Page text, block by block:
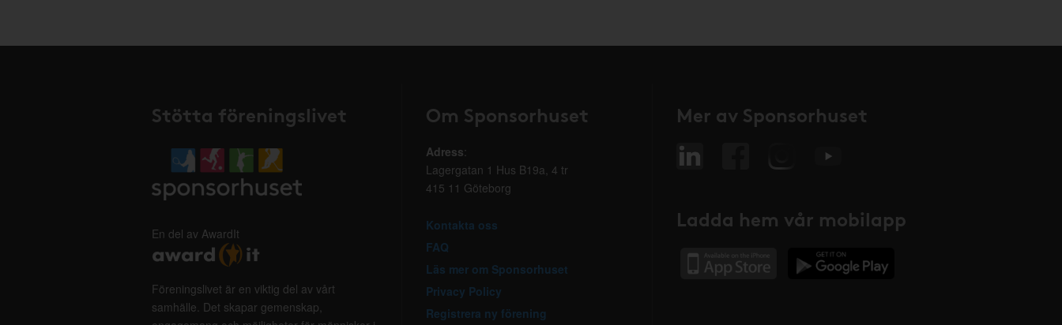
Stötta föreningslivet
En del av AwardIt
Föreningslivet är en viktig del av vårt
samhälle. Det skapar gemenskap,
Om Sponsorhuset
Adress:
Lagergatan 1 Hus B19a, 4 tr
415 11 Göteborg
Kontakta oss
FAQ
Läs mer om Sponsorhuset
Privacy Policy
Registrera ny förening
Mer av Sponsorhuset
Ladda hem vår mobilapp